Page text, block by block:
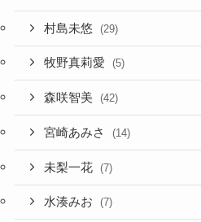
村島未悠 (29)
牧野真莉愛 (5)
森咲智美 (42)
宮崎あみさ (14)
未梨一花 (7)
水湊みお (7)